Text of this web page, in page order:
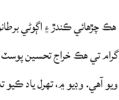
چڙهائي ڪندڙ ۽ اڳوڻي
تي هڪ خراج تحسين
آهي. وڊيو ۾، تھرل ياد ڪيو